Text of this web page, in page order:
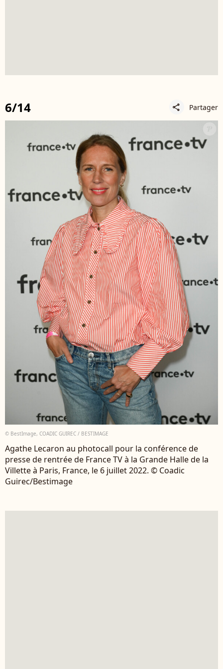
6/14 share Partager
© BestImage, COADIC GUIREC / BESTIMAGE
Agathe Lecaron au photocall pour la conférence de
presse de rentrée de France TV à la Grande Halle de la
Villette à Paris, France, le 6 juillet 2022. © Coadic
Guirec/Bestimage